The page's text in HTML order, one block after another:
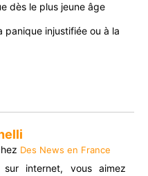
dès le plus jeune âge
panique injustifiée ou à la
Des News en France
sur internet, vous aimez